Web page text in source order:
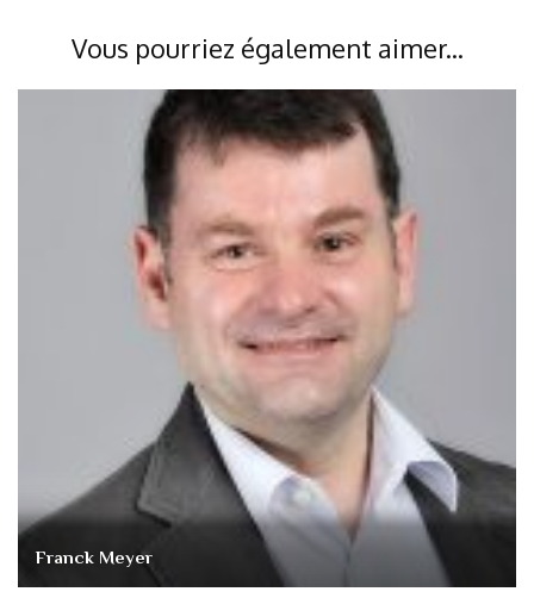
Vous pourriez également aimer...
Franck Meyer